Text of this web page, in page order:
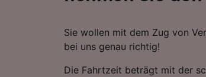
Sie wollen mit dem Zug von
bei uns genau richtig!
Die Fahrtzeit beträgt mit der